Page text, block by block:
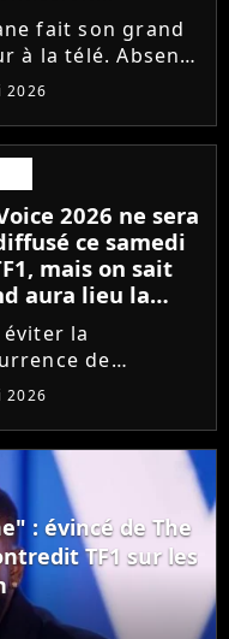
fait son grand
à la télé. Absent
et des ondes
des accusations
contre lui, le
a choisi une
hautement
2026
2026 ne sera
ce samedi
mais on sait
aura lieu la
finale
la
de
sur France
Le
épisode de
consacré aux
est
d'un jour. La...
2026
: évincé de The
TF1 sur les